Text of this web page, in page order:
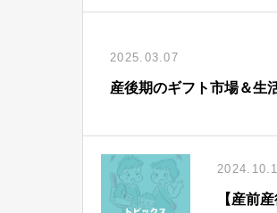
2025.03.07
産後期のギフト市場＆生
【産前